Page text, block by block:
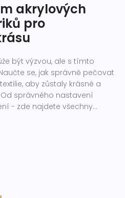
akrylových
pro
být výzvou, ale s tímto
se, jak správně pečovat
aby zůstaly krásné a
správného nastavení
- zde najdete všechny